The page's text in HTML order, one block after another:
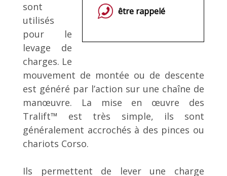
être rappelé
sont
utilisés
pour le
levage de
charges. Le
mouvement de montée ou de descente
est généré par l’action sur une chaîne de
manœuvre. La mise en œuvre des
Tralift™ est très simple, ils sont
généralement accrochés à des pinces ou
chariots Corso.
Ils permettent de lever une charge